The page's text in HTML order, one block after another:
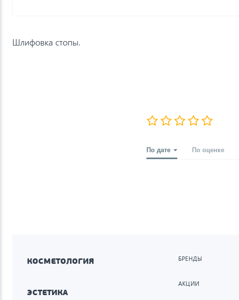
Шлифовка стопы.
По дате По оценке
КОСМЕТОЛОГИЯ
ЭСТЕТИКА
БРЕНДЫ
АКЦИИ